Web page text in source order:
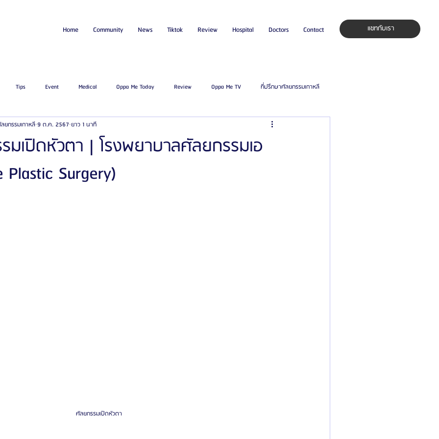
Home Community News Tiktok Review Hospital Doctors Contact แชทกับเรา
Tips Event Medical Oppa Me Today Review Oppa Me TV ที่ปรึกษาศัลยกรรมเกาหลี
ขมัน โรงพยาบาลศัลยกรรมเอท็อป ศัลยแพทย์ ประเทศเกาหลี
ศัลยกรรมจีเอ็นจี โรงพยาบาลศัลยกรรมอิมเมจอัพ
มเปิดหัวตา | โรงพยาบาลศัลยกรรมเอ
Surgery)
ยกรรมเกาหลี 9 ต.ค. 2567 ยาว 1 นาที
ศัลยกรรมเปิดหัวตา